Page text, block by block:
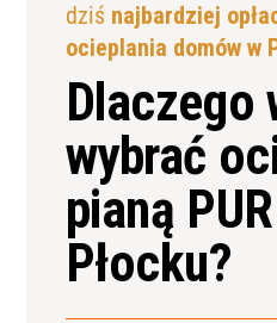
dziś najbardziej
ocieplania domów w
Dlaczego
wybrać
pianą
Płocku?